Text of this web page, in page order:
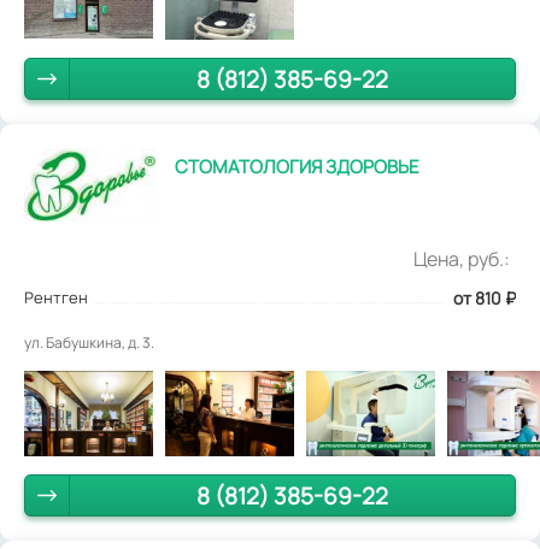
8 (812) 385-69-22
СТОМАТОЛОГИЯ ЗДОРОВЬЕ
Цена, руб.:
Рентген от 810 ₽
ул. Бабушкина, д. 3.
8 (812) 385-69-22